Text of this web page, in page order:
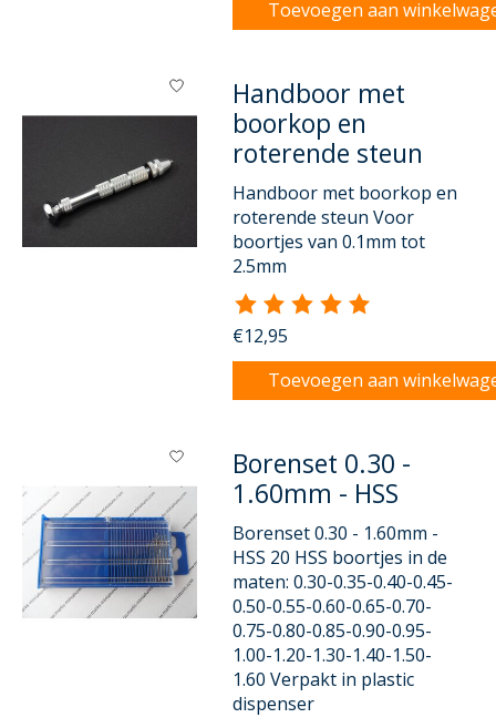
Toevoegen aan
Handboor met
boorkop en
roterende steun
Handboor met boorkop en
roterende steun Voor
boortjes van 0.1mm tot
2.5mm
De beoordeling van dit
€12,95
Toevoegen aan
Borenset 0.30 -
1.60mm - HSS
Borenset 0.30 - 1.60mm -
HSS 20 HSS boortjes in de
maten: 0.30-0.35-0.40-0.45-
0.50-0.55-0.60-0.65-0.70-
0.75-0.80-0.85-0.90-0.95-
1.00-1.20-1.30-1.40-1.50-
1.60 Verpakt in plastic
dispenser